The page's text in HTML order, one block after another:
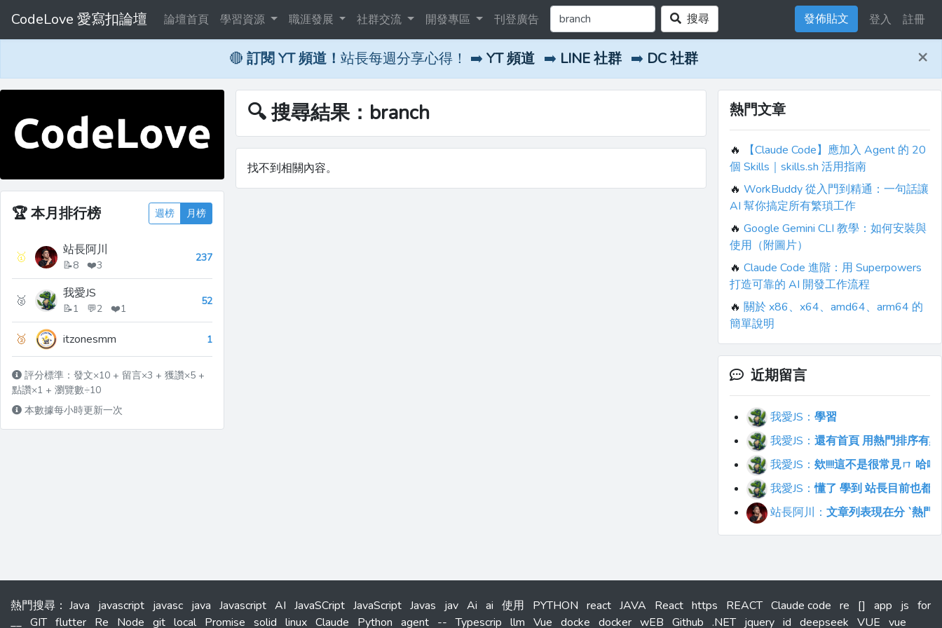
CodeLove 愛寫扣論壇 論壇首頁 學習資源 職涯發展 社群交流 開發專區 刊登廣告 搜尋 發佈貼文 登入 註冊
🔴 訂閱 YT 頻道！ 站長每週分享心得！ ➡️ YT 頻道 ➡️ LINE 社群 ➡️ DC 社群 ×
🏆本月排行榜 週榜 月榜
🥇 站長阿川
📝8 ❤️3
237
🥈 我愛JS
📝1 💬2 ❤️1
52
🥉 itzonesmm 1
評分標準：發文×10 + 留言×3 + 獲讚×5 +
點讚×1 + 瀏覽數÷10
本數據每小時更新一次
🔍 搜尋結果：branch
找不到相關內容。
熱門文章
🔥
【Claude Code】應加入 Agent 的 20
個 Skills｜skills.sh 活用指南
🔥 WorkBuddy 從入門到精通：一句話讓
AI 幫你搞定所有繁瑣工作
🔥 Google Gemini CLI 教學：如何安裝與
使用（附圖片）
🔥 Claude Code 進階：用 Superpowers
打造可靠的 AI 開發工作流程
🔥 關於 x86、x64、amd64、arm64 的
簡單說明
近期留言
我愛JS： 學習
我愛JS： 還有首頁 用熱門排序有
我愛JS： 欸!!!!這不是很常見ㄇ 哈
我愛JS：懂了 學到 站長目前也都
站長阿川： 文章列表現在分 `熱門
熱門搜尋 ： Java javascript javasc java Javascript AI JavaSCript JavaScript Javas jav Ai ai 使用 PYTHON react JAVA React https REACT Claude code re [] app js for
__ GIT flutter Re Node git local Promise solid linux Claude Python agent -- Typescrip llm Vue docke docker wEB Github .NET jquery id deepseek VUE vue